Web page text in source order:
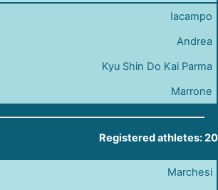
Iacampo
Andrea
Kyu Shin Do Kai Parma
Marrone
Registered athletes: 20
Marchesi